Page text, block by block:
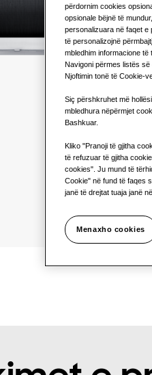
përdornim cookies
opsionale bëjnë të
personalizuara në faqet e
të personalizojnë
mbledhim informacione të
Navigoni përmes listës
Njoftimin tonë të Cookie-
Siç përshkruhet më
mbledhura nëpërmjet
Bashkuar.
Kliko "Pranoji të gjitha
të refuzuar të gjitha
cookies". Ju mund të
Cookie" në fund të faqes
janë të drejtat tuaja janë
Menaxho cookies